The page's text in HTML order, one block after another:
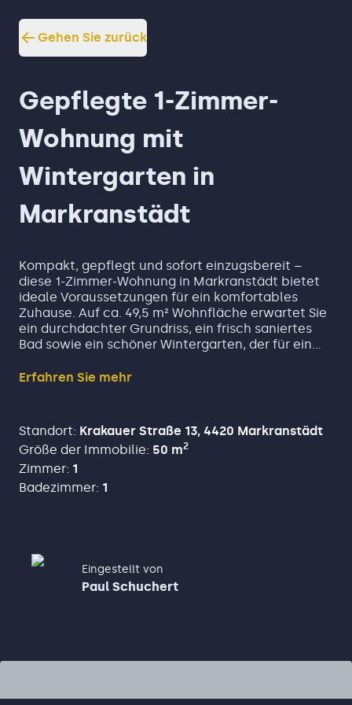
Gehen Sie zurück
Gepflegte 1-Zimmer-
Wohnung mit
Wintergarten in
Markranstädt
Kompakt, gepflegt und sofort einzugsbereit –
diese 1-Zimmer-Wohnung in Markranstädt bietet
ideale Voraussetzungen für ein komfortables
Zuhause. Auf ca. 49,5 m² Wohnfläche erwartet Sie
ein durchdachter Grundriss, ein frisch saniertes
Bad sowie ein schöner Wintergarten, der für ein
und ein Keller runden das Angebot praktisch ab.
Erfahren Sie mehr
Standort: Krakauer Straße 13, 4420 Markranstädt
Größe der Immobilie: 50 m2
Zimmer: 1
Badezimmer: 1
Eingestellt von
Paul Schuchert